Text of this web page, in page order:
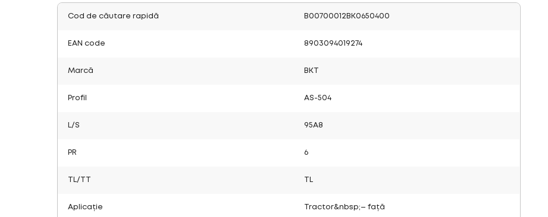
Cod de căutare rapidă B00700012BK0650400
EAN code 8903094019274
Marcă BKT
Profil AS-504
L/S 95A8
PR 6
TL/TT
Aplicație Tractor&nbsp;– față